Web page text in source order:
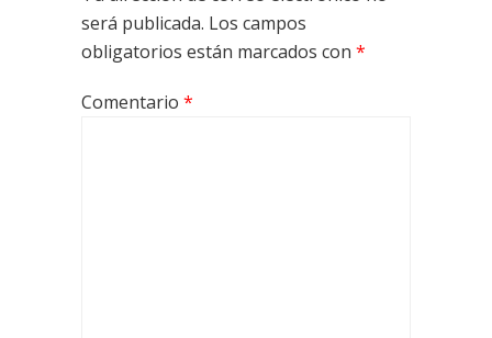
será publicada. Los campos
obligatorios están marcados con *
Comentario *